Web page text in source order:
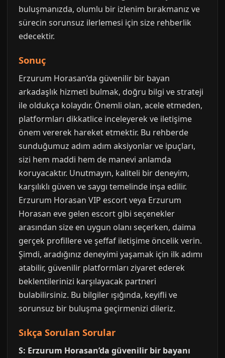
buluşmanızda, olumlu bir izlenim bırakmanız ve
sürecin sorunsuz ilerlemesi için size rehberlik
edecektir.
Sonuç
Erzurum Horasan’da güvenilir bir bayan
arkadaşlık hizmeti bulmak, doğru bilgi ve strateji
ile oldukça kolaydır. Önemli olan, acele etmeden,
platformları dikkatlice inceleyerek ve iletişime
önem vererek hareket etmektir. Bu rehberde
sunduğumuz adım adım aksiyonlar ve ipuçları,
sizi hem maddi hem de manevi anlamda
koruyacaktır. Unutmayın, kaliteli bir deneyim,
karşılıklı güven ve saygı temelinde inşa edilir.
Erzurum Horasan VIP escort veya Erzurum
Horasan eve gelen escort gibi seçenekler
arasından size en uygun olanı seçerken, daima
gerçek profillere ve şeffaf iletişime öncelik verin.
Şimdi, aradığınız deneyimi yaşamak için ilk adımı
atabilir, güvenilir platformları ziyaret ederek
beklentilerinizi karşılayacak partneri
bulabilirsiniz. Bu bilgiler ışığında, keyifli ve
sorunsuz bir buluşma geçirmenizi dileriz.
Sıkça Sorulan Sorular
S: Erzurum Horasan’da güvenilir bir bayanı